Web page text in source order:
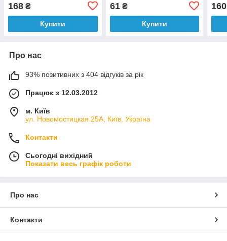
високолегов.сталі,литва
[50]
168 ₴
Купити
61₴
Купити
160
Про нас
93% позитивних з 404 відгуків за рік
Працює з 12.03.2012
м. Київ
ул. Новомостицкая 25А, Київ, Україна
Контакти
Сьогодні вихідний
Показати весь графік роботи
Про нас
Контакти